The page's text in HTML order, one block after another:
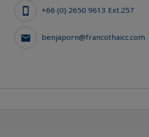
+66 (0) 2650 9613 Ext.257
benjaporn@francothaicc.com